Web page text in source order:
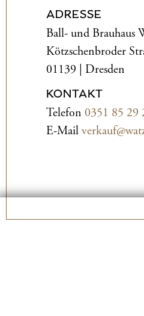
ADRESSE
Ball- und­ Brauhaus
Kötzschenbroder
01139 | Dresden
KONTAKT
Telefon 0351 85 29
E-Mail